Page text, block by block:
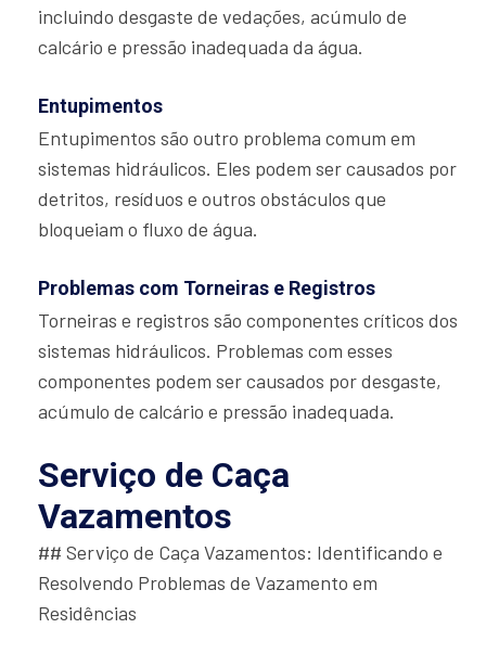
incluindo desgaste de vedações, acúmulo de
calcário e pressão inadequada da água.
Entupimentos
Entupimentos são outro problema comum em
sistemas hidráulicos. Eles podem ser causados por
detritos, resíduos e outros obstáculos que
bloqueiam o fluxo de água.
Problemas com Torneiras e Registros
Torneiras e registros são componentes críticos dos
sistemas hidráulicos. Problemas com esses
componentes podem ser causados por desgaste,
acúmulo de calcário e pressão inadequada.
Serviço de Caça
Vazamentos
## Serviço de Caça Vazamentos: Identificando e
Resolvendo Problemas de Vazamento em
Residências